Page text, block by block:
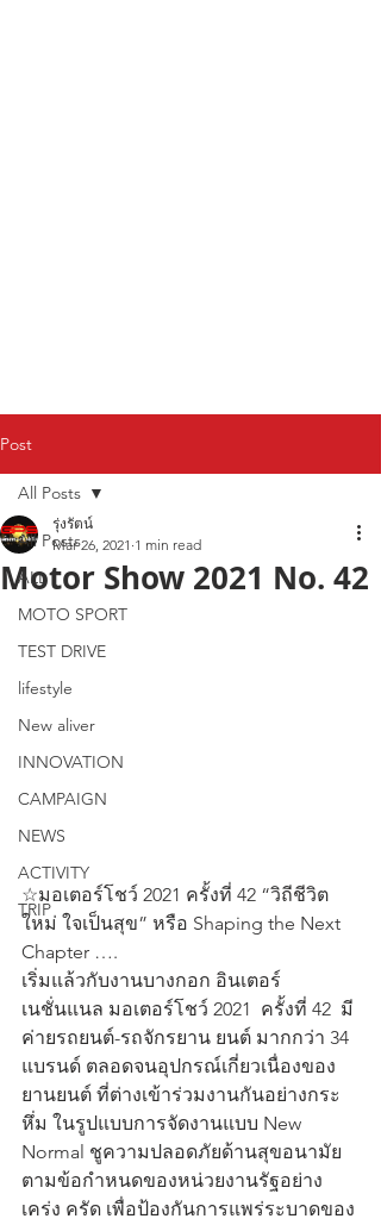
Post
All Posts
ALL
MOTO SPORT
TEST DRIVE
lifestyle
New aliver
INNOVATION
CAMPAIGN
NEWS
ACTIVITY
TRIP
All Posts
Motor Show 2021 No. 42
รุ่งรัตน์
Mar 26, 2021 1 min read
☆มอเตอร์โชว์ 2021 ครั้งที่ 42 “วิถีชีวิต
ใหม่ ใจเป็นสุข” หรือ Shaping the Next
Chapter ….
เริ่มแล้วกับงานบางกอก อินเตอร์
เนชั่นแนล มอเตอร์โชว์ 2021  ครั้งที่ 42  มี
ค่ายรถยนต์-รถจักรยาน ยนต์ มากกว่า 34
แบรนด์ ตลอดจนอุปกรณ์เกี่ยวเนื่องของ
ยานยนต์ ที่ต่างเข้าร่วมงานกันอย่างกระ
หึ่ม ในรูปแบบการจัดงานแบบ New
Normal ชูความปลอดภัยด้านสุขอนามัย
ตามข้อกำหนดของหน่วยงานรัฐอย่าง
เคร่ง ครัด เพื่อป้องกันการแพร่ระบาดของ